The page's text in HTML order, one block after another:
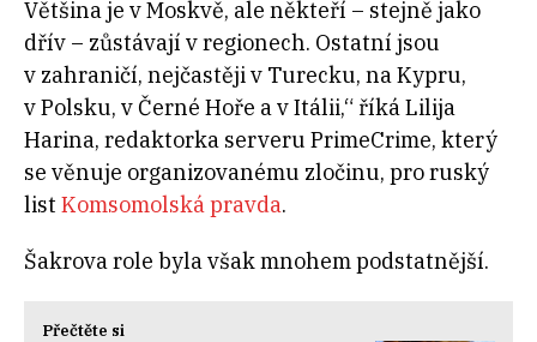
Většina je v Moskvě, ale někteří – stejně jako
dřív – zůstávají v regionech. Ostatní jsou
v zahraničí, nejčastěji v Turecku, na Kypru,
v Polsku, v Černé Hoře a v Itálii,“ říká Lilija
Harina, redaktorka serveru PrimeCrime, který
se věnuje organizovanému zločinu, pro ruský
list Komsomolská pravda.
Šakrova role byla však mnohem podstatnější.
Přečtěte si